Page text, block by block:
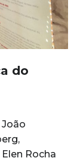
do
Rocha